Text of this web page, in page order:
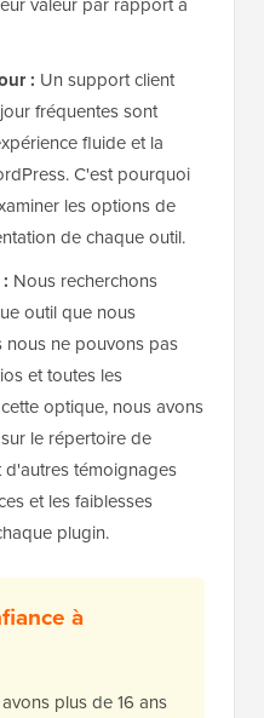
: Un support client
fréquentes sont
fluide et la
C'est pourquoi
les options de
de chaque outil.
Nous recherchons
outil que nous
nous ne pouvons pas
et toutes les
optique, nous avons
le répertoire de
témoignages
et les faiblesses
plugin.
à
plus de 16 ans